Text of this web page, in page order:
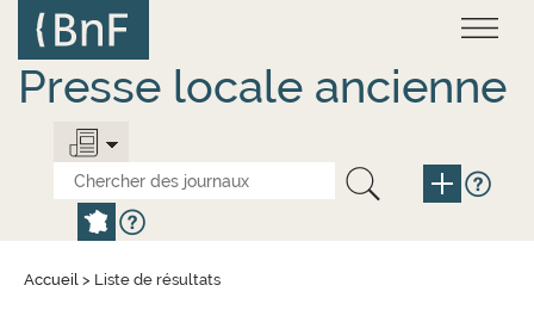
contenu
principal
Presse locale ancienne
Accueil > Liste de résultats
Panneau de gestion des cookies